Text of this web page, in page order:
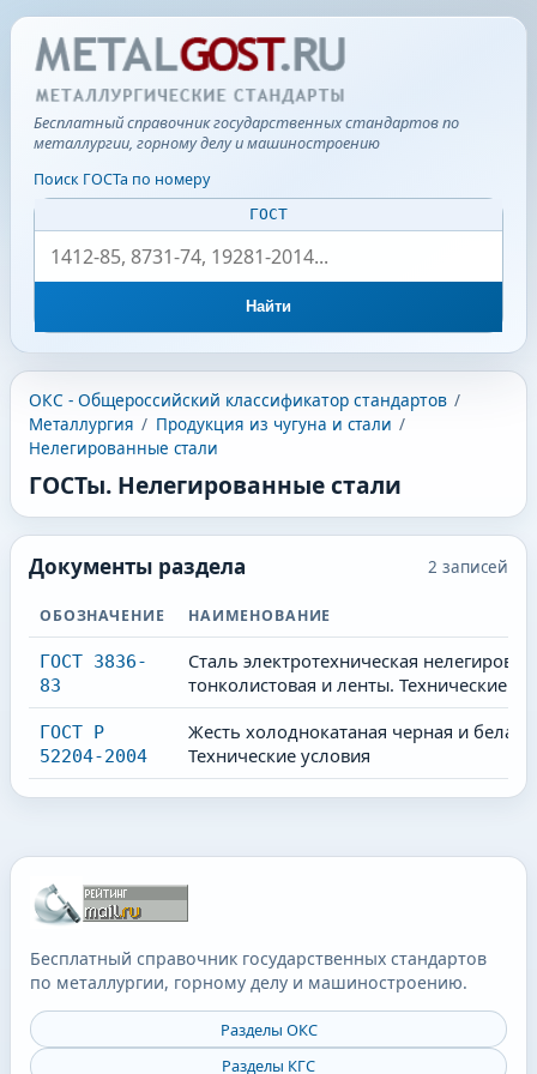
Бесплатный справочник государственных стандартов по
металлургии, горному делу и машиностроению
Поиск ГОСТа по номеру
ГОСТ
Найти
ОКС - Общероссийский классификатор стандартов /
Металлургия / Продукция из чугуна и стали /
Нелегированные стали
ГОСТы. Нелегированные стали
Документы раздела 2 записей
ОБОЗНАЧЕНИЕ НАИМЕНОВАНИЕ
ГОСТ 3836-
83
Сталь электротехническая
тонколистовая и ленты. Технические
ГОСТ Р
52204-2004
Жесть холоднокатаная черная и белая.
Технические условия
Бесплатный справочник государственных стандартов
по металлургии, горному делу и машиностроению.
Разделы ОКС
Разделы КГС